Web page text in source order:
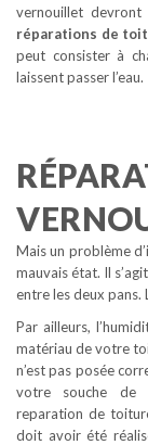
vernouillet
réparations de
peut consister à
laissent passer l’eau.
Mais un problème
mauvais état. Il
entre les deux pans.
Par ailleurs,
matériau de votre
n’est pas posée
votre souche de
reparation de
doit avoir été